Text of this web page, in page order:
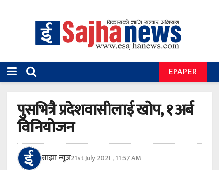
EPAPER
पुसभित्रै प्रदेशवासीलाई खोप, १ अर्ब
विनियोजन
साझा न्यूज21st July 2021 , 11:57 AM